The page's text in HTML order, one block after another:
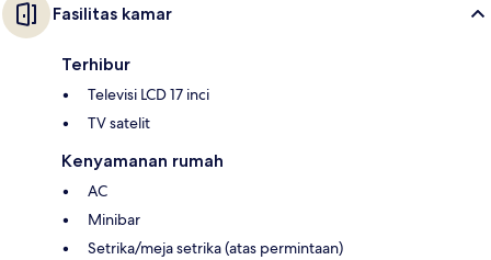
Fasilitas kamar
Terhibur
Televisi LCD 17 inci
TV satelit
Kenyamanan rumah
AC
Minibar
Setrika/meja setrika (atas permintaan)